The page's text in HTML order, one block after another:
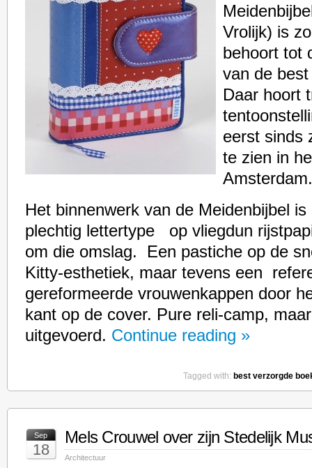
Vrolijk) is
behoort tot
van de
Daar hoort
eerst sinds
te zien in
Amsterdam.
Het binnenwerk van de Meidenbijbel
plechtig lettertype op vliegdun
om die omslag. Een pastiche op de
Kitty-esthetiek, maar tevens een
gereformeerde vrouwenkappen door
kant op de cover. Pure reli-camp,
uitgevoerd. Continue reading »
Tagged with: best verzorgde
Sep
18
Mels Crouwel over zijn Stedelijk
Architectuur